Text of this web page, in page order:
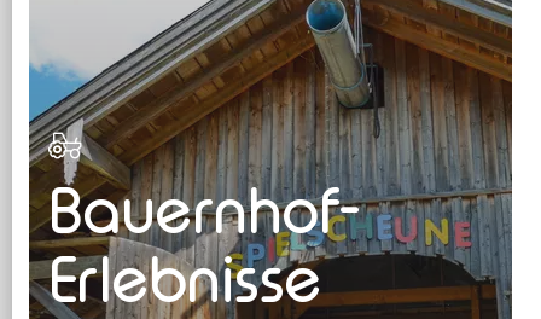
Bauernhof-
Erlebnisse